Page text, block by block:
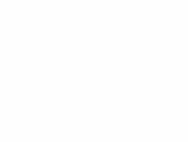
niveau de la
d'une
déguster la